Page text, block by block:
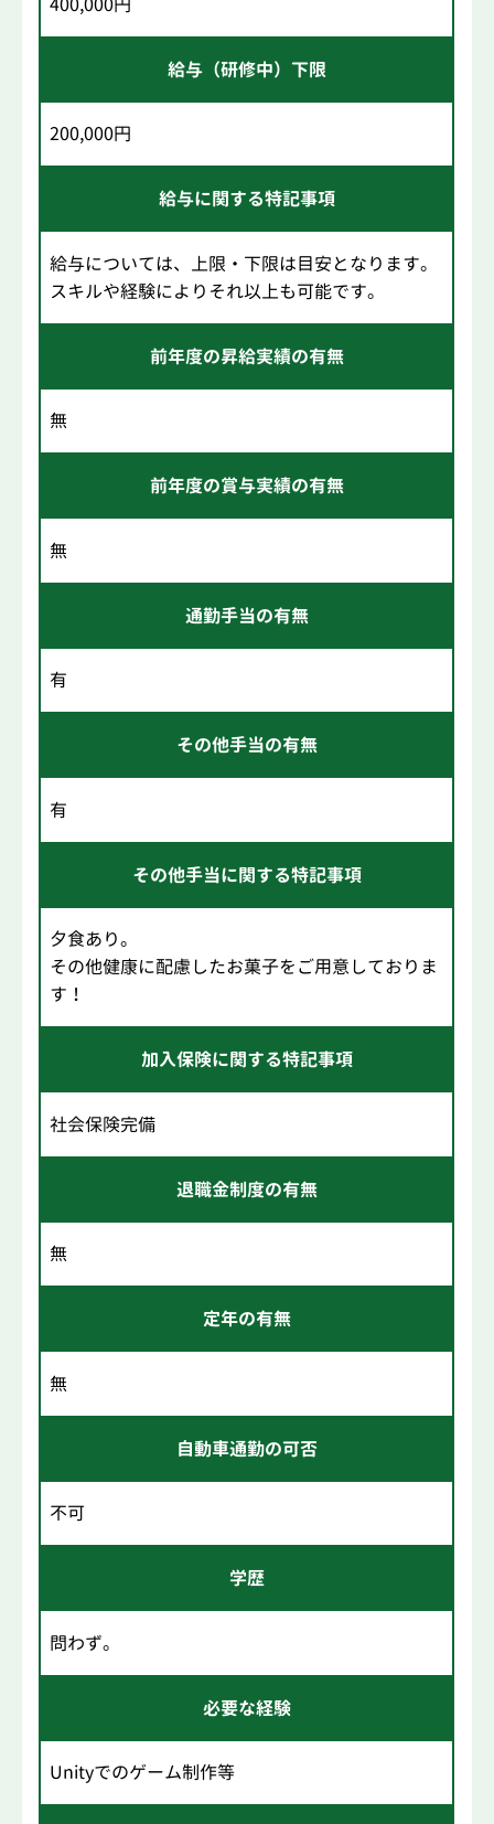
給与（研修中）下限
200,000円
給与に関する特記事項
給与については、上限・下限は目安となります。
スキルや経験によりそれ以上も可能です。
前年度の昇給実績の有無
無
前年度の賞与実績の有無
無
通勤手当の有無
有
その他手当の有無
有
その他手当に関する特記事項
夕食あり。
その他健康に配慮したお菓子をご用意しておりま
す！
加入保険に関する特記事項
社会保険完備
退職金制度の有無
無
定年の有無
無
自動車通勤の可否
不可
学歴
問わず。
必要な経験
Unityでのゲーム制作等